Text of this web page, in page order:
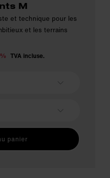
M
et technique pour les
et les terrains
TVA incluse.
panier